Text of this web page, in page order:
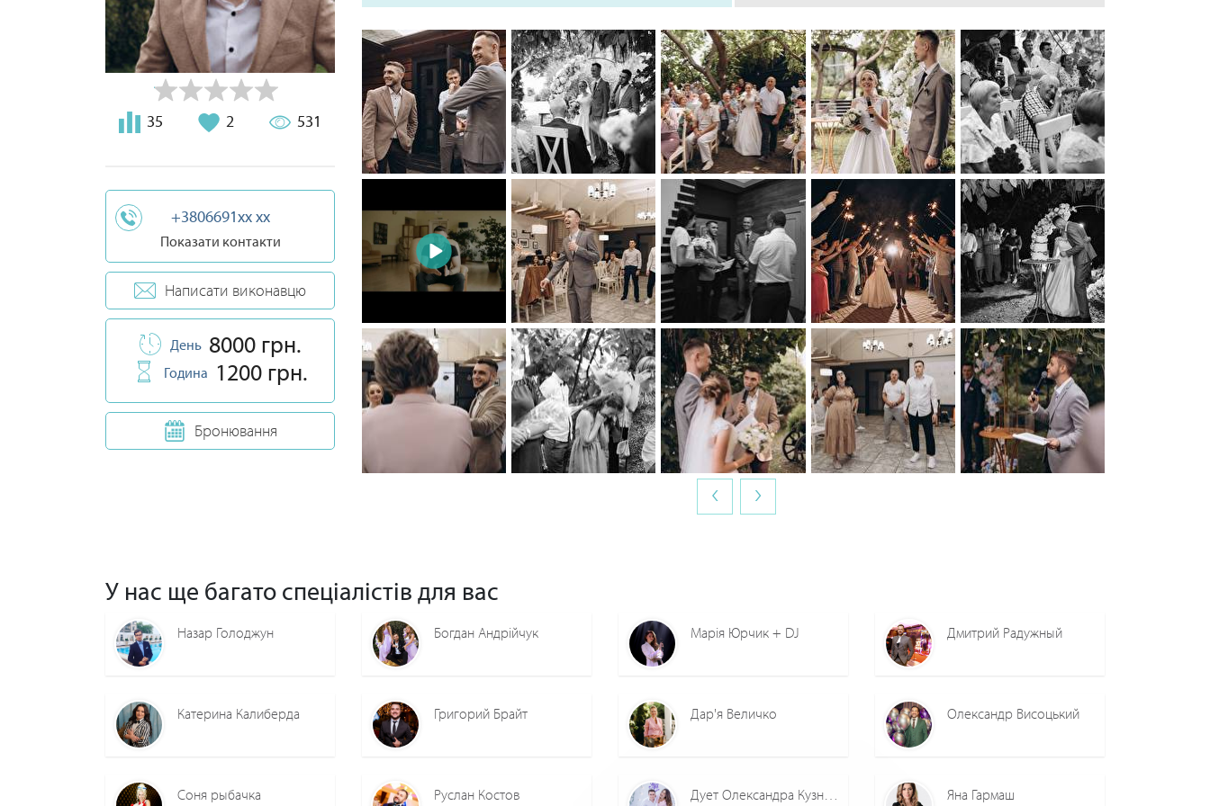
35 2 531
+3806691xx xx
Показати контакти
Написати виконавцю
День 8000 грн.
Година 1200 грн.
Бронювання
0 0 0 0 0
0 0 0 0 0 0 0 0 0
0
‹ ›
У нас ще багато спеціалістів для вас
Назар Голоджун Богдан Андрійчук Марія Юрчик + DJ Дмитрий Радужный
Катерина Калиберда Григорий Брайт Дар'я Величко Олександр Висоцький
Соня рыбачка Руслан Костов Яна Гармаш